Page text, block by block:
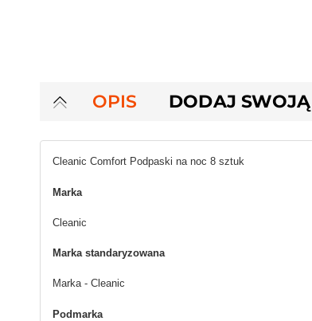
OPIS DODAJ
Cleanic Comfort Podpaski na noc 8 sztuk
Marka
Cleanic
Marka standaryzowana
Marka - Cleanic
Podmarka